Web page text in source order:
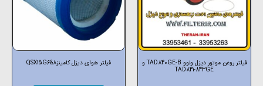
فیلتر روغن موتور دیزل ولوو TAD840GE-B و
TAD841-843GE
فیلتر هوای دیزل کامینزQSX15G6&8